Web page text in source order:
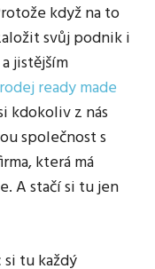
když na to
svůj podnik i
jistějším
ready made
kdokoliv z nás
společnost s
která má
A stačí si tu jen
tu každý